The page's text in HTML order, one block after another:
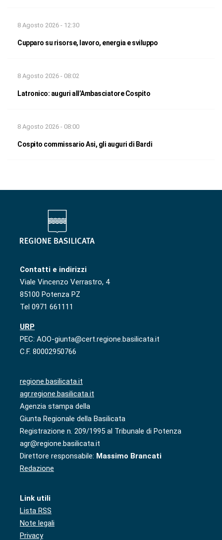
8 Agosto 2026 - 12:30
Cupparo su risorse, lavoro, energia e sviluppo
8 Agosto 2026 - 08:02
Latronico: auguri all’Ambasciatore Cospito
8 Agosto 2026 - 08:00
Cospito commissario Asi, gli auguri di Bardi
Contatti e indirizzi
Viale Vincenzo Verrastro, 4
85100 Potenza PZ
Tel 0971 661111
URP
PEC: AOO-giunta@cert.regione.basilicata.it
C.F. 80002950766
regione.basilicata.it
agr.regione.basilicata.it
Agenzia stampa della
Giunta Regionale della Basilicata
Registrazione n. 209/1995 al Tribunale di Potenza
agr@regione.basilicata.it
Direttore responsabile: Massimo Brancati
Redazione
Link utili
Lista RSS
Note legali
Privacy